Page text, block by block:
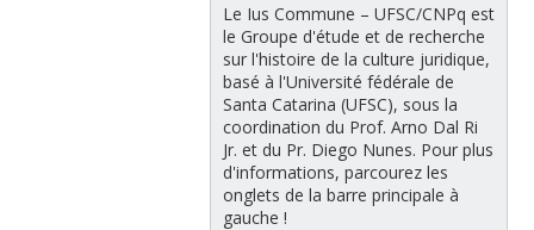
Le Ius Commune – UFSC/CNPq est
le Groupe d'étude et de recherche
sur l'histoire de la culture juridique,
basé à l'Université fédérale de
Santa Catarina (UFSC), sous la
coordination du Prof. Arno Dal Ri
Jr. et du Pr. Diego Nunes. Pour plus
d'informations, parcourez les
onglets de la barre principale à
gauche !